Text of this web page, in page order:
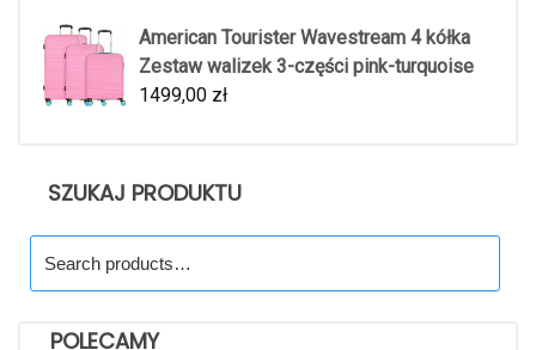
American Tourister Wavestream 4 kółka
Zestaw walizek 3-części pink-turquoise
1499,00 zł
SZUKAJ PRODUKTU
for:
POLECAMY